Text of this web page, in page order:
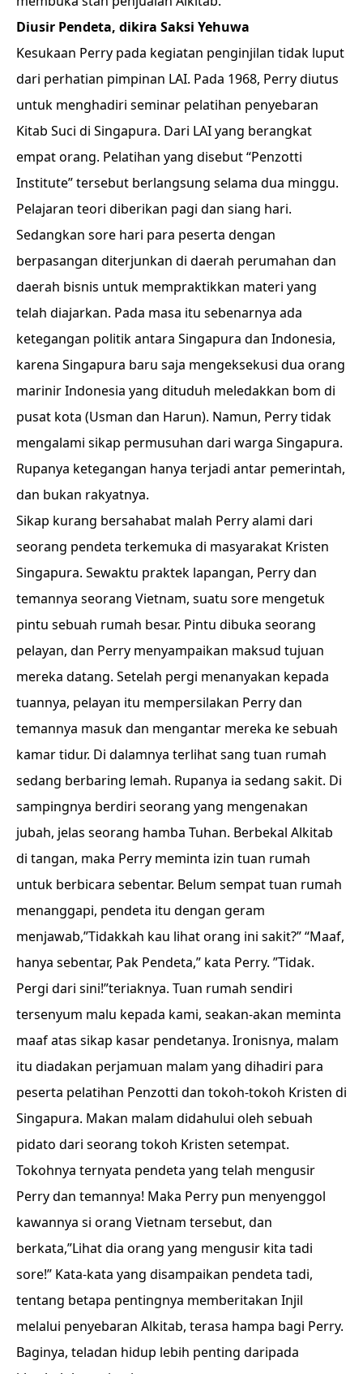
Diusir Pendeta, dikira Saksi Yehuwa
Kesukaan Perry pada kegiatan penginjilan tidak luput
dari perhatian pimpinan LAI. Pada 1968, Perry diutus
untuk menghadiri seminar pelatihan penyebaran
Kitab Suci di Singapura. Dari LAI yang berangkat
empat orang. Pelatihan yang disebut “Penzotti
Institute” tersebut berlangsung selama dua minggu.
Pelajaran teori diberikan pagi dan siang hari.
Sedangkan sore hari para peserta dengan
berpasangan diterjunkan di daerah perumahan dan
daerah bisnis untuk mempraktikkan materi yang
telah diajarkan. Pada masa itu sebenarnya ada
ketegangan politik antara Singapura dan Indonesia,
karena Singapura baru saja mengeksekusi dua orang
marinir Indonesia yang dituduh meledakkan bom di
pusat kota (Usman dan Harun). Namun, Perry tidak
mengalami sikap permusuhan dari warga Singapura.
Rupanya ketegangan hanya terjadi antar pemerintah,
dan bukan rakyatnya.
Sikap kurang bersahabat malah Perry alami dari
seorang pendeta terkemuka di masyarakat Kristen
Singapura. Sewaktu praktek lapangan, Perry dan
temannya seorang Vietnam, suatu sore mengetuk
pintu sebuah rumah besar. Pintu dibuka seorang
pelayan, dan Perry menyampaikan maksud tujuan
mereka datang. Setelah pergi menanyakan kepada
tuannya, pelayan itu mempersilakan Perry dan
temannya masuk dan mengantar mereka ke sebuah
kamar tidur. Di dalamnya terlihat sang tuan rumah
sedang berbaring lemah. Rupanya ia sedang sakit. Di
sampingnya berdiri seorang yang mengenakan
jubah, jelas seorang hamba Tuhan. Berbekal Alkitab
di tangan, maka Perry meminta izin tuan rumah
untuk berbicara sebentar. Belum sempat tuan rumah
menanggapi, pendeta itu dengan geram
menjawab,”Tidakkah kau lihat orang ini sakit?” “Maaf,
hanya sebentar, Pak Pendeta,” kata Perry. ”Tidak.
Pergi dari sini!”teriaknya. Tuan rumah sendiri
tersenyum malu kepada kami, seakan-akan meminta
maaf atas sikap kasar pendetanya. Ironisnya, malam
itu diadakan perjamuan malam yang dihadiri para
peserta pelatihan Penzotti dan tokoh-tokoh Kristen di
Singapura. Makan malam didahului oleh sebuah
pidato dari seorang tokoh Kristen setempat.
Tokohnya ternyata pendeta yang telah mengusir
Perry dan temannya! Maka Perry pun menyenggol
kawannya si orang Vietnam tersebut, dan
berkata,”Lihat dia orang yang mengusir kita tadi
sore!” Kata-kata yang disampaikan pendeta tadi,
tentang betapa pentingnya memberitakan Injil
melalui penyebaran Alkitab, terasa hampa bagi Perry.
Baginya, teladan hidup lebih penting daripada